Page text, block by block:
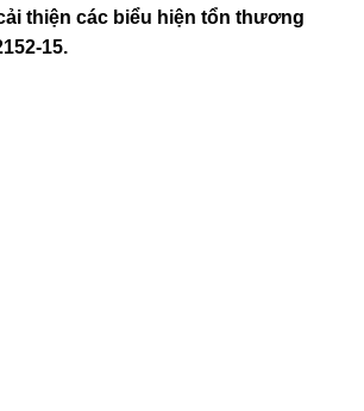
thiện các biểu hiện tổn thương
15.